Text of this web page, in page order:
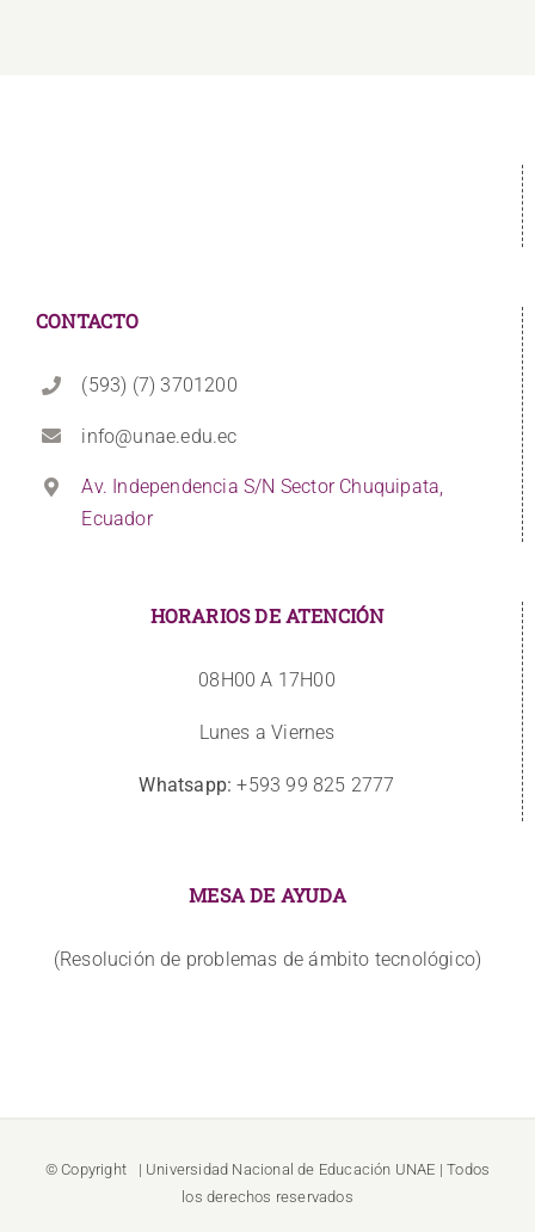
CONTACTO
(593) (7) 3701200
info@unae.edu.ec
Av. Independencia S/N Sector Chuquipata,
Ecuador
HORARIOS DE ATENCIÓN
08H00 A 17H00
Lunes a Viernes
Whatsapp: +593 99 825 2777
MESA DE AYUDA
(Resolución de problemas de ámbito tecnológico)
© Copyright | Universidad Nacional de Educación UNAE | Todos
los derechos reservados